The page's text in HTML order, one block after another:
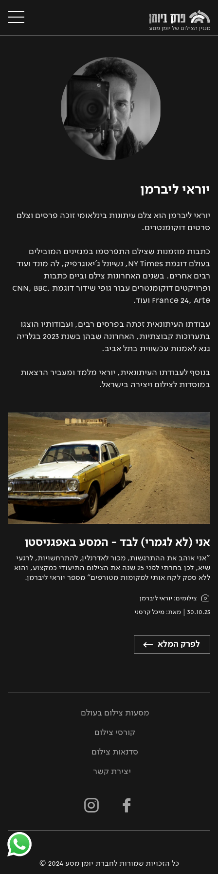
מסעות צילום בעולם
יצירת קשר
יוראי ליברמן
יוראי ליברמן הוא צלם עיתונות בינלאומי זוכה פרסים וצלם
סרטים דוקומנטרים.
כתבות מוזמנות שצילם התפרסמו במגזינים המובילים
בעולם דוגמת NY Times, נשיונל ג'יאוגרפיק, לה מונד ועוד
רבים אחרים. בשנים האחרונות צילם וביים כתבות
ופרויקטים דוקומנטרים עבור גופי שידור דוגמת CNN, BBC,
France 24, Arte ועוד.
עבודתו העיתונאית זכתה בפרסים רבים, ועבודותיו הוצגו
בתערוכות קבוצתיות, האחרונה שבהן בשנת 2023 בגלריה
גגא לאמנות עכשווית בתל אביב.
בנוסף לעבודתו העיתונאית, יוראי מלמד ומעביר הרצאות
במוסדות לצילום ויצירה בישראל.
אני (לא לגמרי) לבד - המסע באפגניסטן
"אני אוהב את ההתרגשות, מכור לאדרנלין, להתרחשויות, לרגעי
שיא, לכן בחרתי לפני 25 שנה את הצילום התיעודי כמקצוע, והוא
ללא ספק לקח אותי למקומות מטורפים" מספר יוראי ליברמן.
צילומים: יוראי ליברמן
30.10.25 | מאת: מיכל קרסני
לפרק המלא
מסעות צילום בעולם
קורסי צילום
סדנאות צילום
יצירת קשר
כל הזכויות שמורות לחברת יומן מסע 2024 ©